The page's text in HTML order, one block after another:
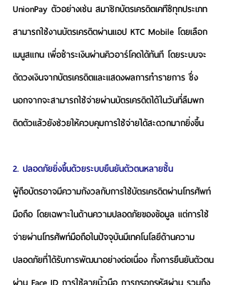
UnionPay ตัวอย่างเช่น สมาชิกบัตรเครดิตเคทีซีทุกประเภท
สามารถใช้งานบัตรเครดิตผ่านแอป KTC Mobile โดยเลือก
เมนูสแกน เพื่อชำระเงินผ่านคิวอาร์โคดได้ทันที โดยระบบจะ
ตัดวงเงินจากบัตรเครดิตและแสดงผลการทำรายการ ซึ่ง
นอกจากจะสามารถใช้จ่ายผ่านบัตรเครดิตได้ในวันที่ลืมพก
ติดตัวแล้วยังช่วยให้ควบคุมการใช้จ่ายได้สะดวกมากยิ่งขึ้น
2. ปลอดภัยยิ่งขึ้นด้วยระบบยืนยันตัวตนหลายชั้น
ผู้ถือบัตรอาจมีความกังวลกับการใช้บัตรเครดิตผ่านโทรศัพท์
มือถือ โดยเฉพาะในด้านความปลอดภัยของข้อมูล แต่การใช้
จ่ายผ่านโทรศัพท์มือถือในปัจจุบันมีเทคโนโลยีด้านความ
ปลอดภัยที่ได้รับการพัฒนาอย่างต่อเนื่อง ทั้งการยืนยันตัวตน